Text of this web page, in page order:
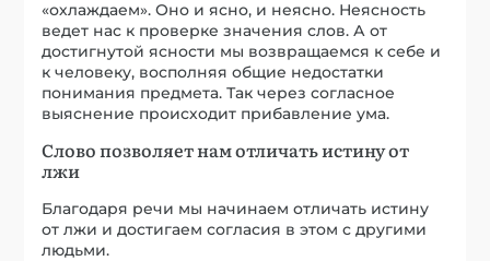
«охлаждаем». Оно и ясно, и неясно. Неясность
ведет нас к проверке значения слов. А от
достигнутой ясности мы возвращаемся к себе и
к человеку, восполняя общие недостатки
понимания предмета. Так через согласное
выяснение происходит прибавление ума.
Слово позволяет нам отличать истину от
лжи
Благодаря речи мы начинаем отличать истину
от лжи и достигаем согласия в этом с другими
людьми.